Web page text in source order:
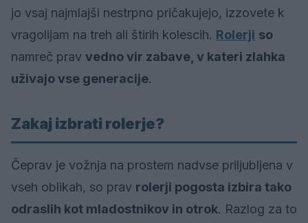
jo vsaj najmlajši nestrpno pričakujejo, izzovete k
vragolijam na treh ali štirih kolescih. Rolerji so
namreč prav vedno vir zabave, v kateri zlahka
uživajo vse generacije.
Zakaj izbrati rolerje?
Čeprav je vožnja na prostem nadvse priljubljena v
vseh oblikah, so prav rolerji pogosta izbira tako
odraslih kot mladostnikov in otrok. Razlog za to